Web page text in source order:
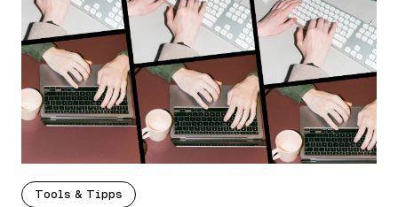
Tools & Tipps